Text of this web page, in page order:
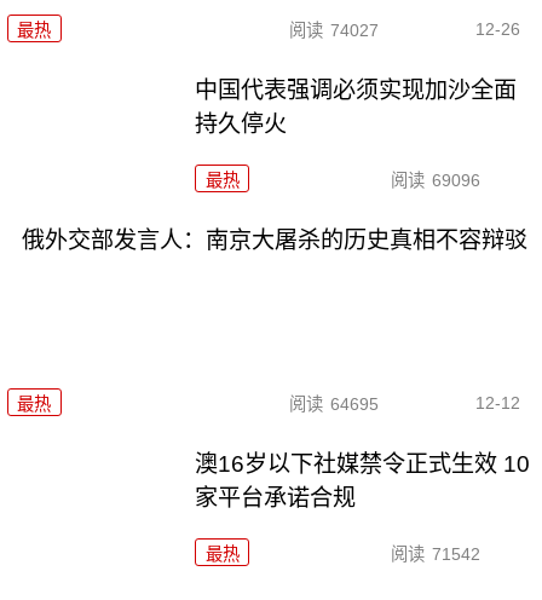
最热 阅读 74027 12-26
中国代表强调必须实现加沙全面
持久停火
最热 阅读 69096
俄外交部发言人：南京大屠杀的历史真相不容辩驳
最热 阅读 64695 12-12
澳16岁以下社媒禁令正式生效 10
家平台承诺合规
最热 阅读 71542